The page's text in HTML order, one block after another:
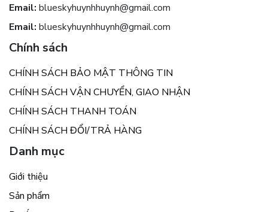
Email: blueskyhuynhhuynh@gmail.com
Email: blueskyhuynhhuynh@gmail.com
Chính sách
CHÍNH SÁCH BẢO MẬT THÔNG TIN
CHÍNH SÁCH VẬN CHUYỂN, GIAO NHẬN
CHÍNH SÁCH THANH TOÁN
CHÍNH SÁCH ĐỔI/TRẢ HÀNG
Danh mục
Giới thiệu
Sản phẩm